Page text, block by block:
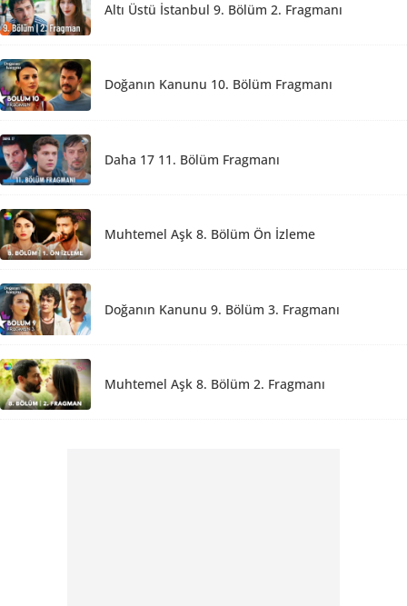
Altı Üstü İstanbul 9. Bölüm 2. Fragmanı
Doğanın Kanunu 10. Bölüm Fragmanı
Daha 17 11. Bölüm Fragmanı
Muhtemel Aşk 8. Bölüm Ön İzleme
Doğanın Kanunu 9. Bölüm 3. Fragmanı
Muhtemel Aşk 8. Bölüm 2. Fragmanı